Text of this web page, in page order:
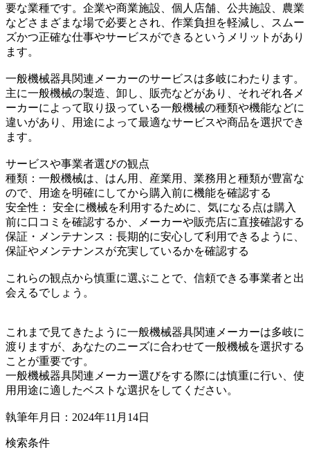
要な業種です。企業や商業施設、個人店舗、公共施設、農業
などさまざまな場で必要とされ、作業負担を軽減し、スムー
ズかつ正確な仕事やサービスができるというメリットがあり
ます。
一般機械器具関連メーカーのサービスは多岐にわたります。
主に一般機械の製造、卸し、販売などがあり、それぞれ各メ
ーカーによって取り扱っている一般機械の種類や機能などに
違いがあり、用途によって最適なサービスや商品を選択でき
ます。
サービスや事業者選びの観点
種類：一般機械は、はん用、産業用、業務用と種類が豊富な
ので、用途を明確にしてから購入前に機能を確認する
安全性： 安全に機械を利用するために、気になる点は購入
前に口コミを確認するか、メーカーや販売店に直接確認する
保証・メンテナンス：長期的に安心して利用できるように、
保証やメンテナンスが充実しているかを確認する
これらの観点から慎重に選ぶことで、信頼できる事業者と出
会えるでしょう。
これまで見てきたように一般機械器具関連メーカーは多岐に
渡りますが、あなたのニーズに合わせて一般機械を選択する
ことが重要です。
一般機械器具関連メーカー選びをする際には慎重に行い、使
用用途に適したベストな選択をしてください。
執筆年月日：2024年11月14日
検索条件